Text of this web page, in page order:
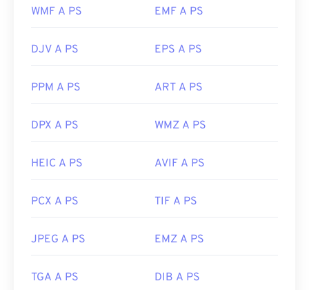
WMF A PS EMF A PS
DJV A PS EPS A PS
PPM A PS ART A PS
DPX A PS WMZ A PS
HEIC A PS AVIF A PS
PCX A PS TIF A PS
JPEG A PS EMZ A PS
TGA A PS DIB A PS